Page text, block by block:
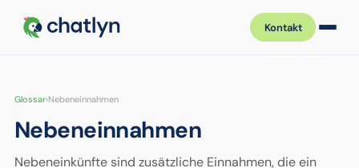
Kontakt
Glossar›Nebeneinnahmen
Nebeneinnahmen
Nebeneinkünfte sind zusätzliche Einnahmen, die ein